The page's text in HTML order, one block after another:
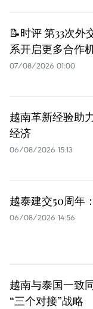
📝时评 第33次外
系开启更多合作
07/08/2026 01:00
越南革新经验助
经济
06/08/2026 15:13
越泰建交50周年
06/08/2026 14:56
越南与泰国一致
“三个对接”战略